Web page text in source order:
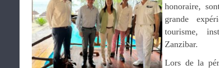
honoraire,
grande
tourisme,
Zanzibar.
Lors de la